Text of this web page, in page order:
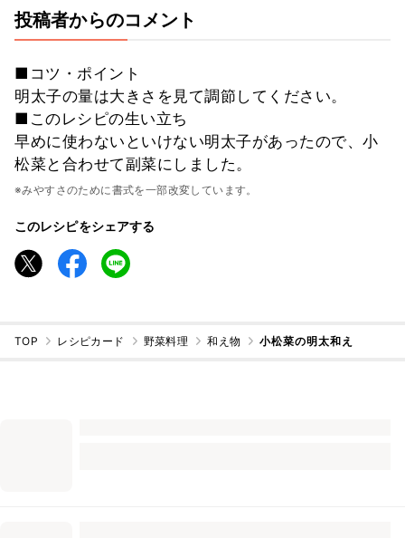
投稿者からのコメント
■コツ・ポイント
明太子の量は大きさを見て調節してください。
■このレシピの生い立ち
早めに使わないといけない明太子があったので、小
松菜と合わせて副菜にしました。
※みやすさのために書式を一部改変しています。
このレシピをシェアする
TOP レシピカード 野菜料理 和え物 小松菜の明太和え